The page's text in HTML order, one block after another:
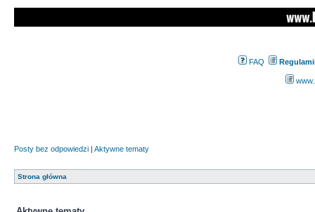
FAQ
Posty bez odpowiedzi | Aktywne tematy
Strona główna